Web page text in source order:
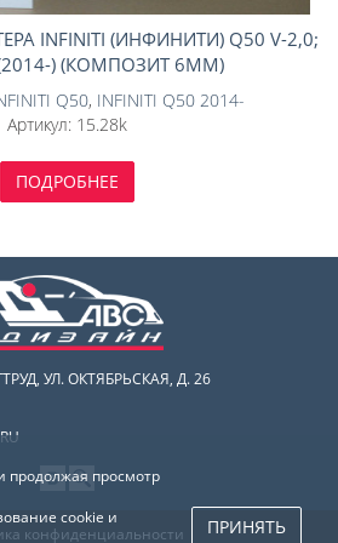
INFINITI (ИНФИНИТИ) Q50 V-2,0;
) (КОМПОЗИТ 6ММ)
Q50, INFINITI Q50 2014-
Артикул: 15.28k
ПОДРОБНЕЕ
УЛ. ОКТЯБРЬСКАЯ, Д. 26
конфиденциальности
просмотр
cookie и
ПРИНЯТЬ